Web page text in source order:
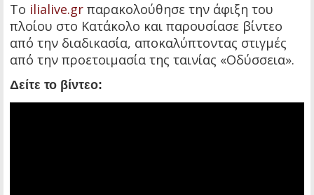
Το ilialive.gr παρακολούθησε την άφιξη του
πλοίου στο Κατάκολο και παρουσίασε βίντεο
από την διαδικασία, αποκαλύπτοντας στιγμές
από την προετοιμασία της ταινίας «Οδύσσεια».
Δείτε το βίντεο: